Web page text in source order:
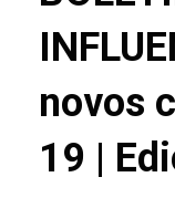
novos
19 |